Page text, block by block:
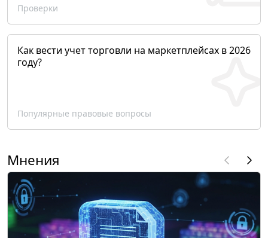
Проверки
Как вести учет торговли на маркетплейсах в 2026
году?
Популярные правовые вопросы
Мнения